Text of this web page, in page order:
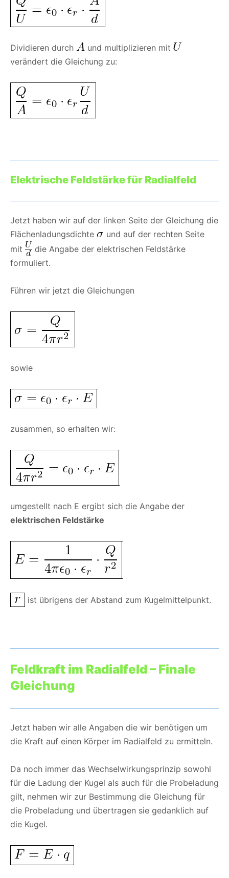
Dividieren durch
und multiplizieren mit
verändert die Gleichung zu:
Elektrische Feldstärke für Radialfeld
Jetzt haben wir auf der linken Seite der Gleichung die
Flächenladungsdichte
und auf der rechten Seite
mit
die Angabe der elektrischen Feldstärke
formuliert.
Führen wir jetzt die Gleichungen
sowie
zusammen, so erhalten wir:
umgestellt nach E ergibt sich die Angabe der
elektrischen Feldstärke
ist übrigens der Abstand zum Kugelmittelpunkt.
Feldkraft im Radialfeld – Finale
Gleichung
Jetzt haben wir alle Angaben die wir benötigen um
die Kraft auf einen Körper im Radialfeld zu ermitteln.
Da noch immer das Wechselwirkungsprinzip sowohl
für die Ladung der Kugel als auch für die Probeladung
gilt, nehmen wir zur Bestimmung die Gleichung für
die Probeladung und übertragen sie gedanklich auf
die Kugel.